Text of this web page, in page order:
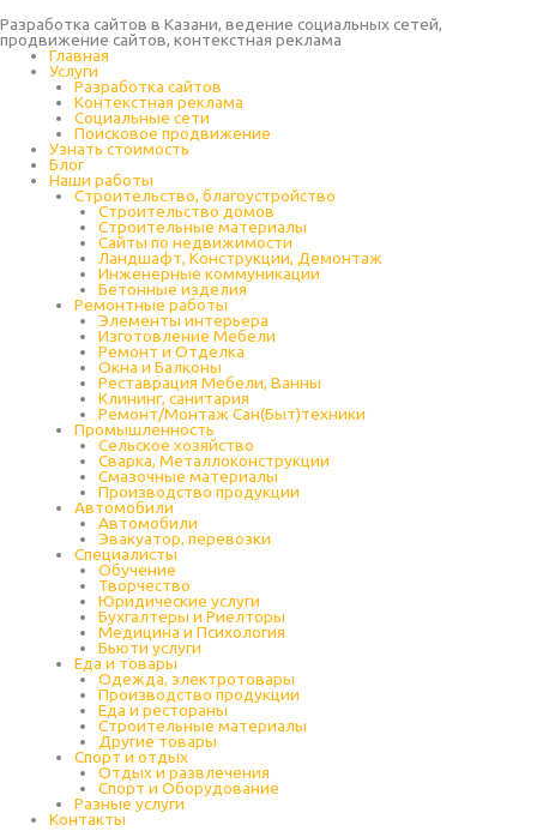
Разработка сайтов в Казани, ведение социальных сетей,
продвижение сайтов, контекстная реклама
Главная
Услуги
Разработка сайтов
Контекстная реклама
Социальные сети
Поисковое продвижение
Узнать стоимость
Блог
Наши работы
Строительство, благоустройство
Строительство домов
Строительные материалы
Сайты по недвижимости
Ландшафт, Конструкции, Демонтаж
Инженерные коммуникации
Бетонные изделия
Ремонтные работы
Элементы интерьера
Изготовление Мебели
Ремонт и Отделка
Окна и Балконы
Реставрация Мебели, Ванны
Клининг, санитария
Ремонт/Монтаж Сан(Быт)техники
Промышленность
Cельское хозяйство
Сварка, Металлоконструкции
Cмазочные материалы
Производство продукции
Автомобили
Автомобили
Эвакуатор, перевозки
Специалисты
Обучение
Творчество
Юридические услуги
Бухгалтеры и Риелторы
Медицина и Психология
Бьюти услуги
Еда и товары
Одежда, электротовары
Производство продукции
Еда и рестораны
Строительные материалы
Другие товары
Спорт и отдых
Отдых и развлечения
Спорт и Оборудование
Разные услуги
Контакты